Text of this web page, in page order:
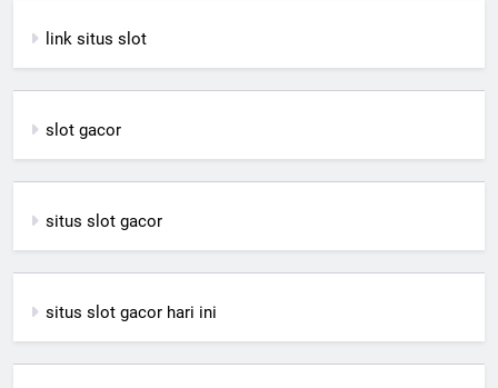
link situs slot
slot gacor
situs slot gacor
situs slot gacor hari ini